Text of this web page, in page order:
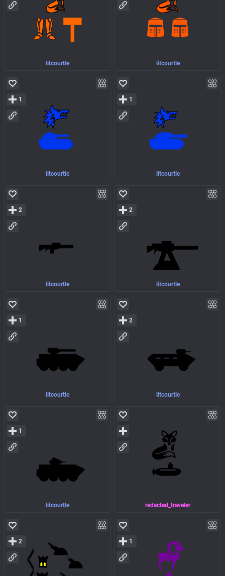
litcourtle litcourtle
litcourtle
1
litcourtle
1
litcourtle
2
litcourtle
2
litcourtle
1
litcourtle
2
litcourtle
1
redacted_traveler
2 1